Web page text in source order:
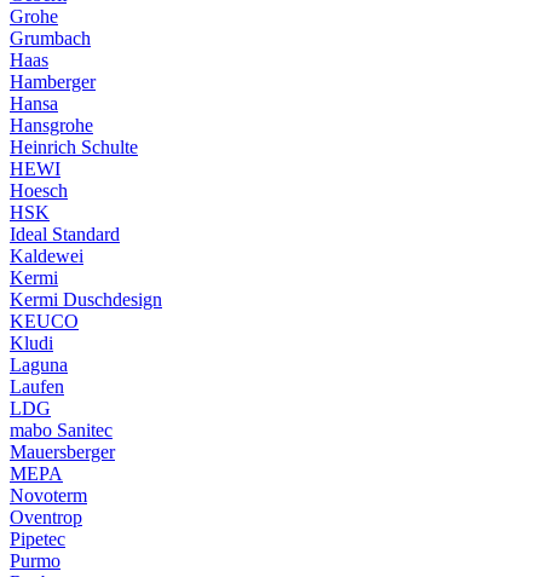
Grohe
Grumbach
Haas
Hamberger
Hansa
Hansgrohe
Heinrich Schulte
HEWI
Hoesch
HSK
Ideal Standard
Kaldewei
Kermi
Kermi Duschdesign
KEUCO
Kludi
Laguna
Laufen
LDG
mabo Sanitec
Mauersberger
MEPA
Novoterm
Oventrop
Pipetec
Purmo